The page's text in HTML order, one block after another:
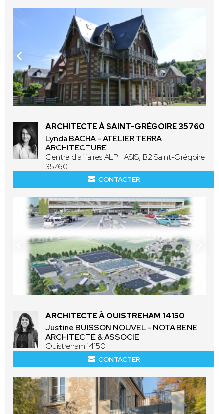
ARCHITECTE À SAINT-GRÉGOIRE 35760
Lynda BACHA - ATELIER TERRA
ARCHITECTURE
Centre d'affaires ALPHASIS, B2 Saint-Grégoire
35760
CONTACTER
ARCHITECTE À OUISTREHAM 14150
Justine BUISSON NOUVEL - NOTA BENE
ARCHITECTE & ASSOCIE
Ouistreham 14150
CONTACTER